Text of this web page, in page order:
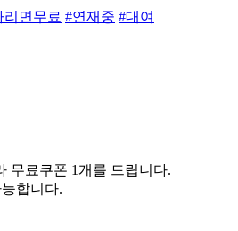
리면무료 #연재중 #대여
무료쿠폰 1개를 드립니다.
합니다.